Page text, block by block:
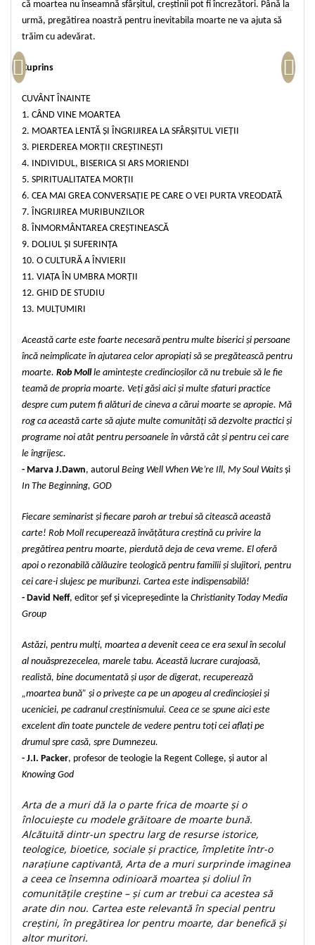
Despre afaceri
Dezvoltare personala
Leadership
Mediu
Sanatate / nutritie
că moartea nu înseamnă sfârșitul, creștinii pot fi încrezători. Până la
urmă, pregătirea noastră pentru inevitabila moarte ne va ajuta să
trăim cu adevărat.
Cuprins
CUVÂNT ÎNAINTE
1. CÂND VINE MOARTEA
2. MOARTEA LENTĂ ȘI ÎNGRIJIREA LA SFÂRȘITUL VIEȚII
3. PIERDEREA MORȚII CREȘTINEȘTI
4. INDIVIDUL, BISERICA SI ARS MORIENDI
5. SPIRITUALITATEA MORȚII
6. CEA MAI GREA CONVERSAȚIE PE CARE O VEI PURTA VREODATĂ
7. ÎNGRIJIREA MURIBUNZILOR
8. ÎNMORMÂNTAREA CREȘTINEASCĂ
9. DOLIUL ȘI SUFERINȚA
10. O CULTURĂ A ÎNVIERII
11. VIAȚA ÎN UMBRA MORȚII
12. GHID DE STUDIU
13. MULȚUMIRI
Această carte este foarte necesară pentru multe biserici și persoane
încă neimplicate în ajutarea celor apropiați să se pregătească pentru
moarte. Rob Mollle amintește credincioșilor că nu trebuie să le fie
teamă de propria moarte. Veți găsi aici și multe sfaturi practice
despre cum putem fi alături de cineva a cărui moarte se apropie. Mă
rog ca această carte să ajute multe comunități să dezvolte practici și
programe noi atât pentru persoanele în vârstă cât și pentru cei care
le îngrijesc.
- Marva J.Dawn, autorul Being Well When We’re Ill, My Soul Waits și
In The Beginning, GOD
Fiecare seminarist și fiecare paroh ar trebui să citească această
carte! Rob Moll recuperează învățătura creștină cu privire la
pregătirea pentru moarte, pierdută deja de ceva vreme. El oferă
apoi o rezonabilă călăuzire teologică pentru familii și slujitori, pentru
cei care-i slujesc pe muribunzi. Cartea este indispensabilă!
- David Neff, editor șef și vicepreședinte la Christianity Today Media
Group
Astăzi, pentru mulți, moartea a devenit ceea ce era sexul în secolul
al nouăsprezecelea, marele tabu. Această lucrare curajoasă,
realistă, bine documentată și ușor de digerat, recuperează
„moartea bună” și o privește ca pe un apogeu al credincioșiei și
uceniciei, pe cadranul creștinismului. Ceea ce se spune aici este
excelent din toate punctele de vedere pentru toți cei aflați pe
drumul spre casă, spre Dumnezeu.
- J.I. Packer, profesor de teologie la Regent College, și autor al
Knowing God
Arta de a muri dă la o parte frica de moarte și o
înlocuiește cu modele grăitoare de moarte bună.
Alcătuită dintr-un spectru larg de resurse istorice,
teologice, bioetice, sociale și practice, împletite într-o
narațiune captivantă, Arta de a muri surprinde imaginea
a ceea ce însemna odinioară moartea și doliul în
comunitățile creștine – și cum ar trebui ca acestea să
arate din nou. Cartea este relevantă în special pentru
creștini, în pregătirea lor pentru moarte, dar benefică și
altor muritori.